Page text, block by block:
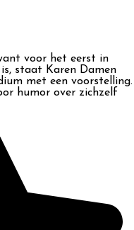
voor het eerst in
staat Karen Damen
met een voorstelling.
humor over zichzelf